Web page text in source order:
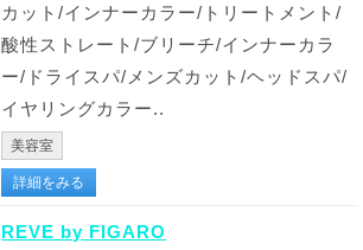
カット/インナーカラー/トリートメント/
酸性ストレート/ブリーチ/インナーカラ
ー/ドライスパ/メンズカット/ヘッドスパ/
イヤリングカラー..
美容室
詳細をみる
REVE by FIGARO